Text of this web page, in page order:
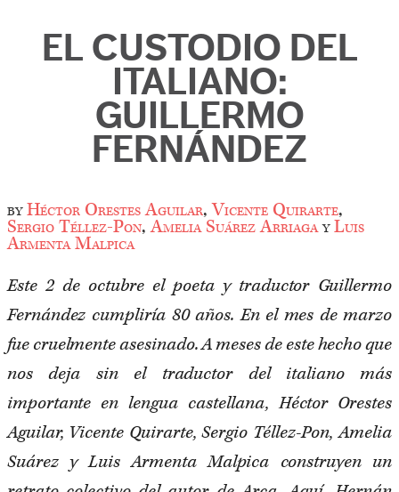
EL CUSTODIO DEL
ITALIANO:
GUILLERMO
FERNÁNDEZ
byHéctor Orestes Aguilar,Vicente Quirarte,
Sergio Téllez-Pon,Amelia Suárez ArriagayLuis
Armenta Malpica
Este 2 de octubre el poeta y traductor Guillermo
Fernández cumpliría 80 años. En el mes de marzo
fue cruelmente asesinado. A meses de este hecho que
nos deja sin el traductor del italiano más
importante en lengua castellana, Héctor Orestes
Aguilar, Vicente Quirarte, Sergio Téllez-Pon, Amelia
Suárez y Luis Armenta Malpica construyen un